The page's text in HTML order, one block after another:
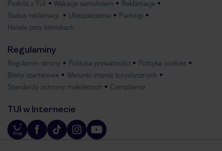
Podróż z TUI Wakacje samolotem
Reklamacje
Status reklamacji
Ubezpieczenia
Parkingi
Hotele przy lotniskach
Regulaminy
Regulamin strony Polityka prywatności
Polityka cookies
Bilety czarterowe
Warunki imprez turystycznych
Standardy ochrony małoletnich
Compliance
TUI w Internecie